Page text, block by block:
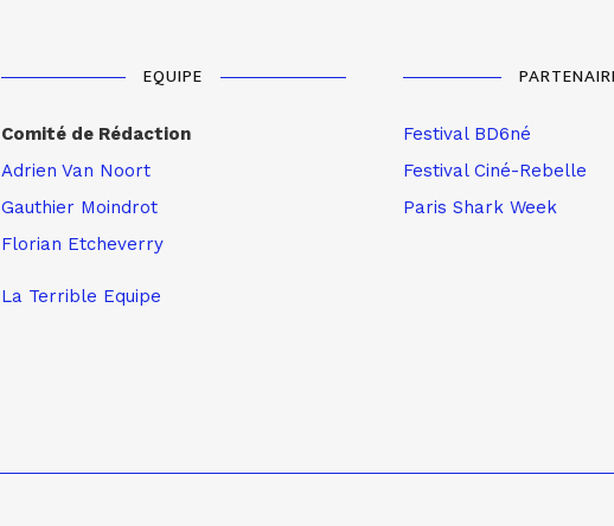
EQUIPE
Comité de Rédaction
Adrien Van Noort
Gauthier Moindrot
Florian Etcheverry
La Terrible Equipe
Festival BD6né
Festival Ciné-Rebelle
Paris Shark Week